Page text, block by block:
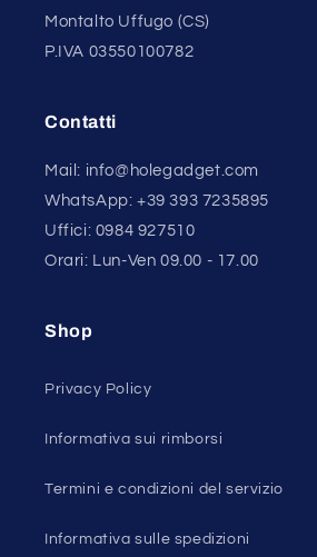
Montalto Uffugo (CS)
P.IVA 03550100782
Contatti
Mail: info@holegadget.com
WhatsApp: +39 393 7235895
Uffici: 0984 927510
Orari: Lun-Ven 09.00 - 17.00
Shop
Privacy Policy
Informativa sui rimborsi
Termini e condizioni del servizio
Informativa sulle spedizioni